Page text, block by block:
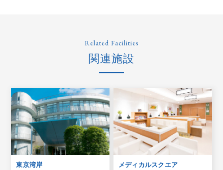
Related Facilities
関連施設
東京湾岸
メディカルスクエア